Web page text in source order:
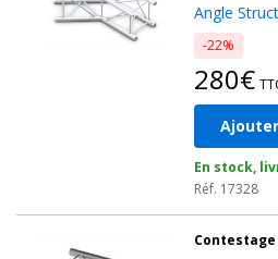
Angle
-22%
280€
En stock,
Réf. 17328
Contestage